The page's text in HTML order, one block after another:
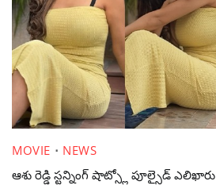
MOVIE
NEWS
ఆశు రెడ్డి స్టన్నింగ్ షాట్స్లో పూల్సైడ్ ఎలిఖారు